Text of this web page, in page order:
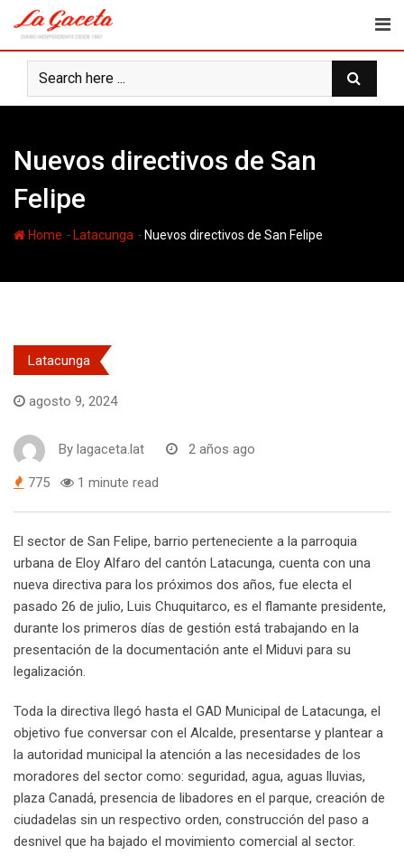
content
Nuevos directivos de San
Felipe
Home - Latacunga - Nuevos directivos de San Felipe
Latacunga
agosto 9, 2024
By lagaceta.lat 2 años ago
775 1 minute read
El sector de San Felipe, barrio perteneciente a la parroquia
urbana de Eloy Alfaro del cantón Latacunga, cuenta con una
nueva directiva para los próximos dos años, fue electa el
pasado 26 de julio, Luis Chuquitarco, es el flamante presidente,
durante los primeros días de gestión está trabajando en la
presentación de la documentación ante el Miduvi para su
legalización.
Toda la directiva llegó hasta el GAD Municipal de Latacunga, el
objetivo fue conversar con el Alcalde, presentarse y plantear a
la autoridad municipal la atención a las necesidades de los
moradores del sector como: seguridad, agua, aguas lluvias,
plaza Canadá, presencia de libadores en el parque, creación de
ciudadelas sin un respectivo orden, construcción del paso a
desnivel que ha bajado el movimiento comercial al sector.